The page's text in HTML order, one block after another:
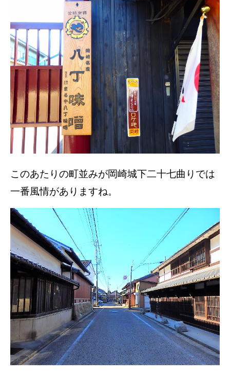
このあたりの町並みが岡崎城下二十七曲りでは
一番風情がありますね。